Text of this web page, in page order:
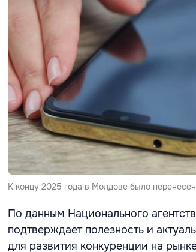
К концу 2025 года в Молдове было
По данным Национального
подтверждает полезность и
для развития конкуренции на